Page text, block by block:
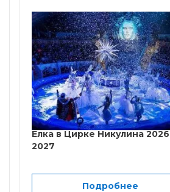
Елка в Цирке Никулина
2027
Подробнее